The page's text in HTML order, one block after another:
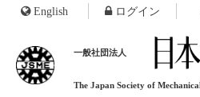
一般社団法人
The Japan Society of
English ログイン